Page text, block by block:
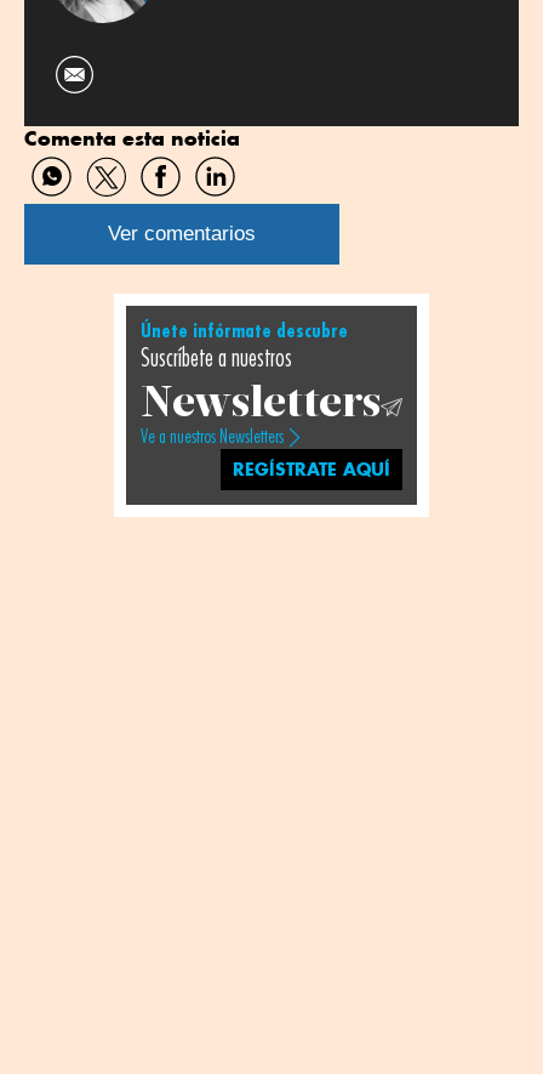
Comenta esta noticia
Compartir
por
WhatsApp
Compartir
por
Twitter
Compartir
por
Facebook
Compartir
por
Linkedin
Ver comentarios
Únete infórmate descubre
Suscríbete a nuestros
Newsletters
Ve a nuestros Newsletters
REGÍSTRATE AQUÍ